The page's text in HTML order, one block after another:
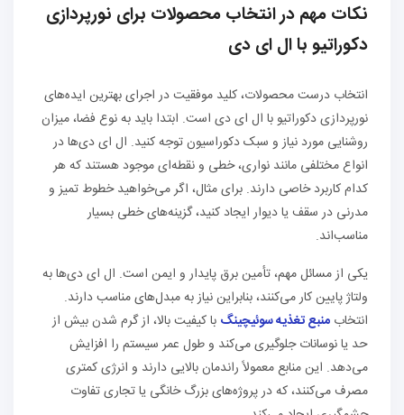
نکات مهم در انتخاب محصولات برای نورپردازی
دکوراتیو با ال ای دی
انتخاب درست محصولات، کلید موفقیت در اجرای بهترین ایده‌های
نورپردازی دکوراتیو با ال ای دی است. ابتدا باید به نوع فضا، میزان
روشنایی مورد نیاز و سبک دکوراسیون توجه کنید. ال ای دی‌ها در
انواع مختلفی مانند نواری، خطی و نقطه‌ای موجود هستند که هر
کدام کاربرد خاصی دارند. برای مثال، اگر می‌خواهید خطوط تمیز و
مدرنی در سقف یا دیوار ایجاد کنید، گزینه‌های خطی بسیار
مناسب‌اند.
یکی از مسائل مهم، تأمین برق پایدار و ایمن است. ال ای دی‌ها به
ولتاژ پایین کار می‌کنند، بنابراین نیاز به مبدل‌های مناسب دارند.
انتخاب منبع تغذیه سوئیچینگ با کیفیت بالا، از گرم شدن بیش از
حد یا نوسانات جلوگیری می‌کند و طول عمر سیستم را افزایش
می‌دهد. این منابع معمولاً راندمان بالایی دارند و انرژی کمتری
مصرف می‌کنند، که در پروژه‌های بزرگ خانگی یا تجاری تفاوت